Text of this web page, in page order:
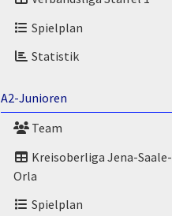
Spielplan
Statistik
A2-Junioren
Team
Kreisoberliga Jena-Saale-
Orla
Spielplan